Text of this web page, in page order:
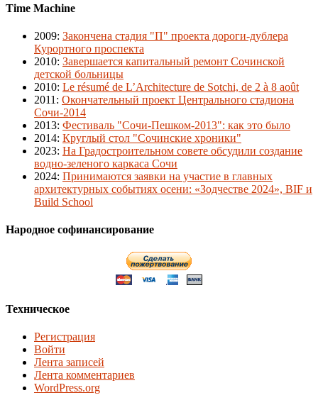
Time Machine
2009: Закончена стадия "П" проекта дороги-дублера
Курортного проспекта
2010: Завершается капитальный ремонт Сочинской
детской больницы
2010: Le résumé de L’Architecture de Sotchi, de 2 à 8 août
2011 : Окончательный проект Центрального стадиона
Сочи-2014
2013: Фестиваль "Сочи-Пешком-2013": как это было
2014: Круглый стол "Сочинские хроники"
2023: На Градостроительном совете обсудили создание
водно-зеленого каркаса Сочи
2024: Принимаются заявки на участие в главных
архитектурных событиях осени: «Зодчестве 2024», BIF и
Build School
Народное софинансирование
Техническое
Регистрация
Войти
Лента записей
Лента комментариев
WordPress.org